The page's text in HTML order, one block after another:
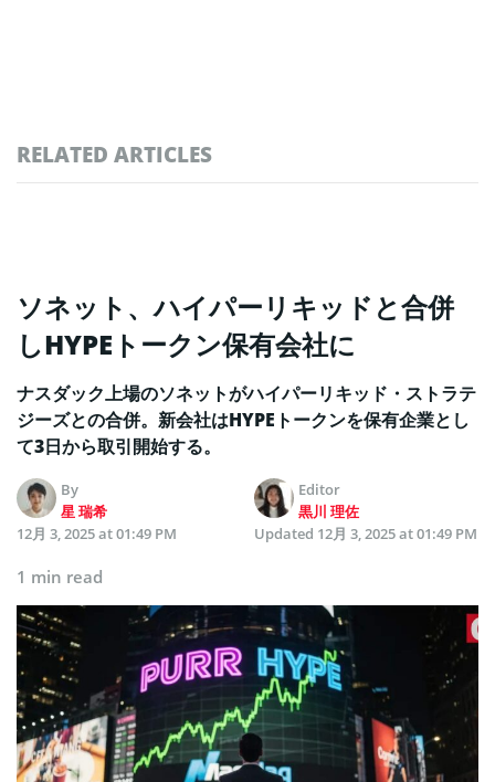
RELATED ARTICLES
ソネット、ハイパーリキッドと合併
しHYPEトークン保有会社に
ナスダック上場のソネットがハイパーリキッド・ストラテ
ジーズとの合併。新会社はHYPEトークンを保有企業とし
て3日から取引開始する。
By
星 瑞希
Editor
黒川 理佐
12月 3, 2025 at 01:49 PM
Updated 12月 3, 2025 at 01:49 PM
1 min read